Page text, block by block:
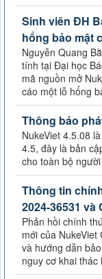
Sinh viên ĐH
hổng bảo mật
Nguyễn Quang
tính tại Đại học
mã nguồn mở
cáo một lỗ hổng
Thông báo
NukeViet 4.5.08
4.5, đây là bản
cho toàn bộ
Thông tin
2024-36531 và
Phản hồi chính
mới của
và hướng dẫn
nguy cơ khai